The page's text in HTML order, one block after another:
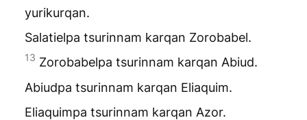
yurikurqan.
Salatielpa tsurinnam karqan Zorobabel.
13 Zorobabelpa tsurinnam karqan Abiud.
Abiudpa tsurinnam karqan Eliaquim.
Eliaquimpa tsurinnam karqan Azor.